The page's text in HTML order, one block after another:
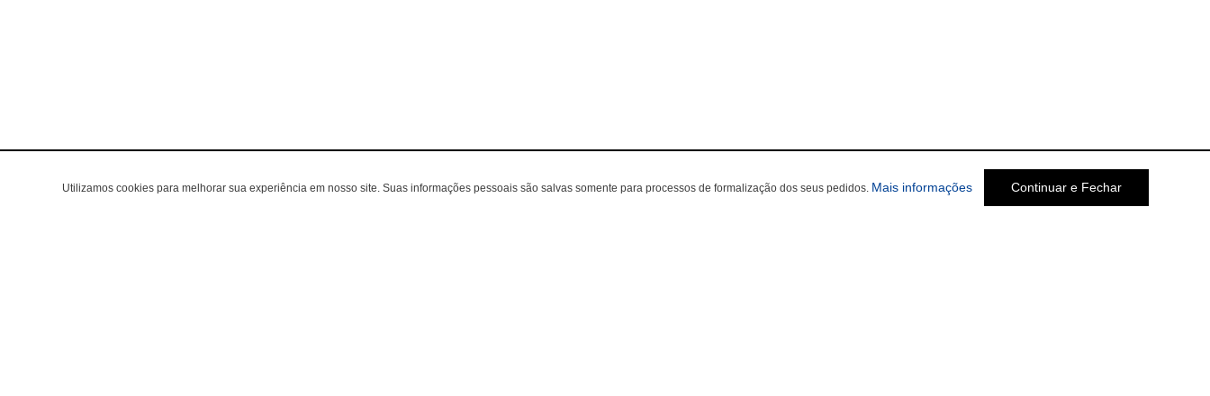
Utilizamos cookies para melhorar sua experiência em nosso site. Suas informações pessoais são salvas somente para processos de formalização dos seus pedidos. Mais informações Continuar e Fechar